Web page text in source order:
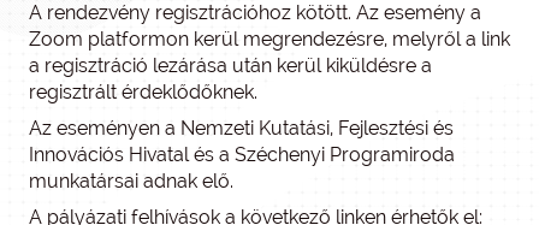
A rendezvény regisztrációhoz kötött. Az esemény a
Zoom platformon kerül megrendezésre, melyről a link
a regisztráció lezárása után kerül kiküldésre a
regisztrált érdeklődőknek.
Az eseményen a Nemzeti Kutatási, Fejlesztési és
Innovációs Hivatal és a Széchenyi Programiroda
munkatársai adnak elő.
A pályázati felhívások a következő linken érhetők el: